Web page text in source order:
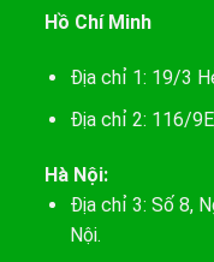
Hồ Chí Minh
Địa chỉ 1: 19/3
Địa chỉ 2: 116/
Hà Nội:
Địa chỉ 3: Số 8,
Nội.